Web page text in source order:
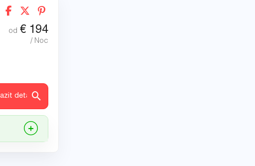
od € 194
/ Noc
detaily